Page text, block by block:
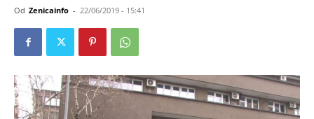
Od Zenicainfo - 22/06/2019 - 15:41